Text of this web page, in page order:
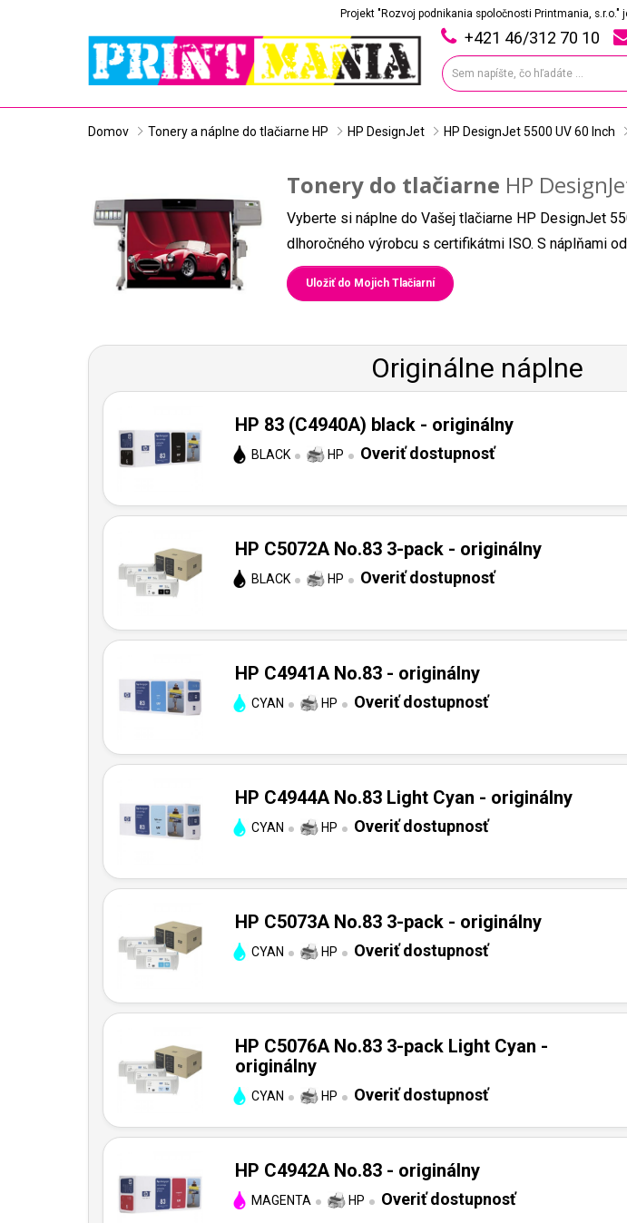
Projekt "Rozvoj podnikania spoločnosti Printmania, s.r.o."
+421 46/312 70 10
Domov Tonery a náplne do tlačiarne HP HP DesignJet HP DesignJet 5500 UV 60 Inch
Tonery do tlačiarne HP
Vyberte si náplne do Vašej tlačiarne HP DesignJet
dlhoročného výrobcu s certifikátmi ISO. S náplňami od
Uložiť do Mojich Tlačiarní
Originálne náplne
HP 83 (C4940A) black - originálny
BLACK HP Overiť dostupnosť
HP C5072A No.83 3-pack - originálny
BLACK HP Overiť dostupnosť
HP C4941A No.83 - originálny
CYAN HP Overiť dostupnosť
HP C4944A No.83 Light Cyan - originálny
CYAN HP Overiť dostupnosť
HP C5073A No.83 3-pack - originálny
CYAN HP Overiť dostupnosť
HP C5076A No.83 3-pack Light Cyan -
originálny
CYAN HP Overiť dostupnosť
HP C4942A No.83 - originálny
MAGENTA HP Overiť dostupnosť